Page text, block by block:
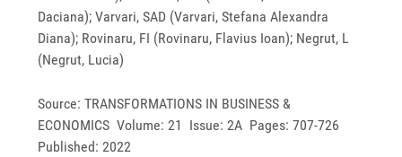
Daciana); Varvari, SAD (Varvari, Stefana Alexandra
Diana); Rovinaru, FI (Rovinaru, Flavius Ioan); Negrut, L
(Negrut, Lucia)
Source: TRANSFORMATIONS IN BUSINESS &
ECONOMICS Volume: 21 Issue: 2A Pages: 707-726
Published: 2022